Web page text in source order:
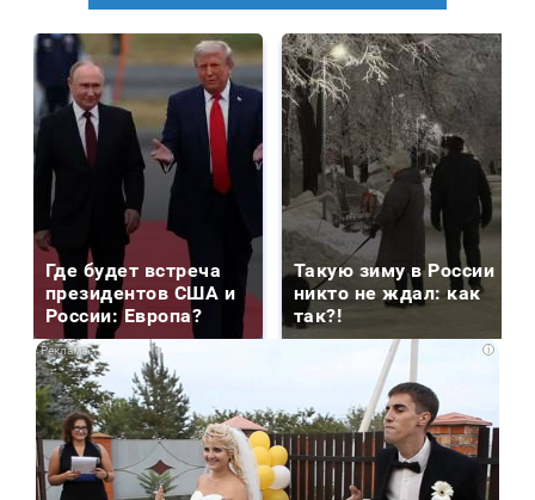
Где будет встреча
президентов США и
России: Европа?
Такую зиму в России
никто не ждал: как
так?!
i